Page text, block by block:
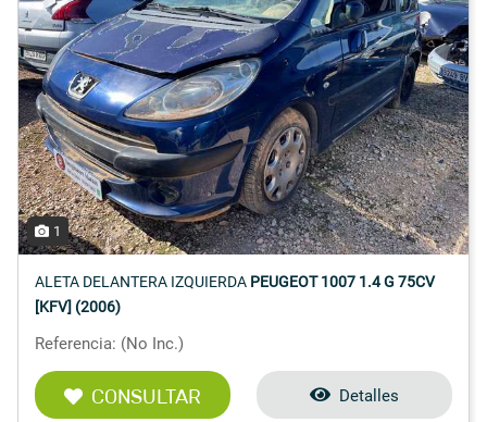
1
ALETA DELANTERA IZQUIERDA PEUGEOT 1007 1.4 G 75CV
[KFV] (2006)
Referencia: (No Inc.)
CONSULTAR Detalles